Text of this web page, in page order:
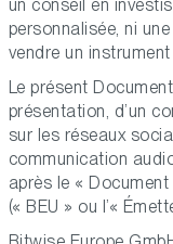
un conseil en
personnalisée, ni
vendre un instrument
Le présent
présentation, d’un
sur les réseaux
communication
après le «
(« BEU » ou l’«